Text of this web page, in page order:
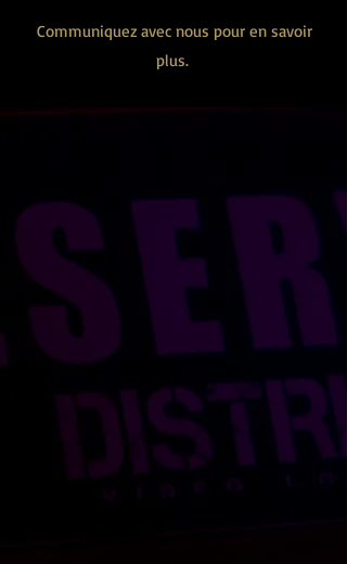
Communiquez avec nous pour en savoir
plus.
PARTY PRIVÉ
PARTY DE NOEL
PARTY CORPORATIF
Le District Video Lounge est disponible pour
vos party privé, party de noel et party
corporatif.